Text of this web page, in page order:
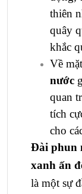
thiên
quây
khắc
Về
nước
quan
tích
cho
Đài phun
xanh ấn
là một sự